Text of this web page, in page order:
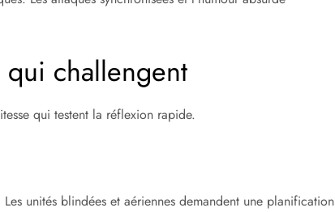
qui challengent
qui testent la réflexion rapide.
unités blindées et aériennes demandent une planification